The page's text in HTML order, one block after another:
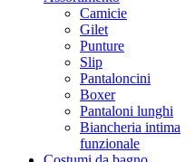
Camicie
Gilet
Punture
Slip
Pantaloncini
Boxer
Pantaloni lunghi
Biancheria intima
funzionale